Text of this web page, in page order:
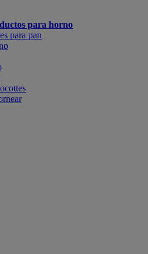
para horno
para pan